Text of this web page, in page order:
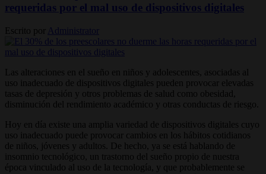
requeridas por el mal uso de dispositivos digitales
Escrito por Administrator
Las alteraciones en el sueño en niños y adolescentes, asociadas al
uso inadecuado de dispositivos digitales pueden provocar elevadas
tasas de depresión y otros problemas de salud como obesidad,
disminución del rendimiento académico y otras conductas de riesgo.
Hoy en día existe una amplia variedad de dispositivos digitales cuyo
uso inadecuado puede provocar cambios en los hábitos cotidianos
de niños, jóvenes y adultos. De hecho, ya se está hablando de
insomnio tecnológico, un trastorno del sueño propio de nuestra
época vinculado al uso de la tecnología, y que probablemente se